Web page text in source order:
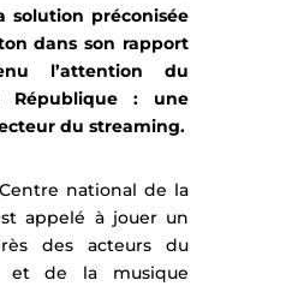
solution préconisée
dans son rapport
l’attention du
République : une
du streaming.
national de la
appelé à jouer un
des acteurs du
et de la musique